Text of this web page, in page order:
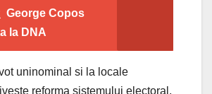
George Copos
la DNA
uninominal si la locale
reforma sistemului electoral,